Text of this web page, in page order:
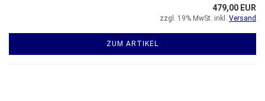
479,00 EUR
zzgl. 19% MwSt. inkl. Versand
ZUM ARTIKEL